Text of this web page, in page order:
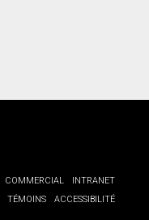
COMMERCIAL
INTRANET
TÉMOINS ACCESSIBILITÉ